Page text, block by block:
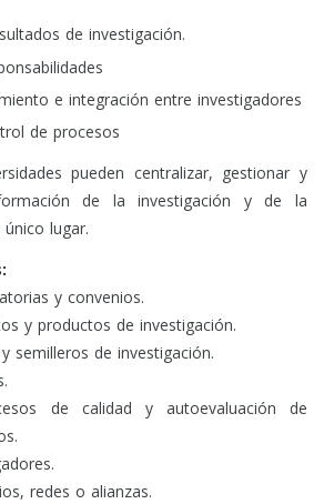
de investigación.
e integración entre investigadores
de procesos
pueden centralizar, gestionar y
de la investigación y de la
lugar.
y convenios.
y productos de investigación.
semilleros de investigación.
de calidad y autoevaluación de
redes o alianzas.